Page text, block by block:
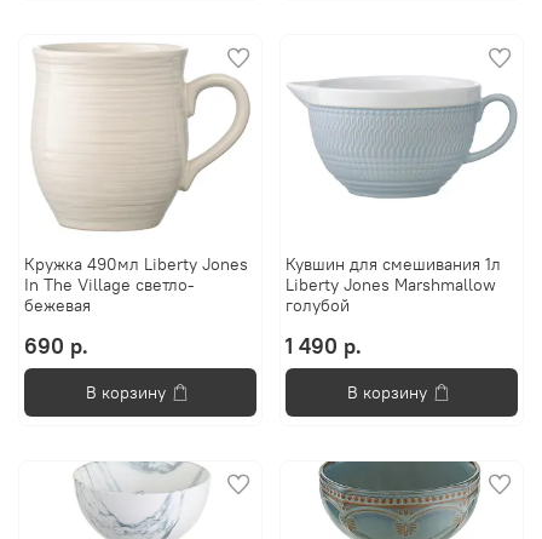
Кружка 490мл Liberty Jones
In The Village светло-
бежевая
690 р.
В корзину
Кувшин для смешивания 1л
Liberty Jones Marshmallow
голубой
1 490 р.
В корзину